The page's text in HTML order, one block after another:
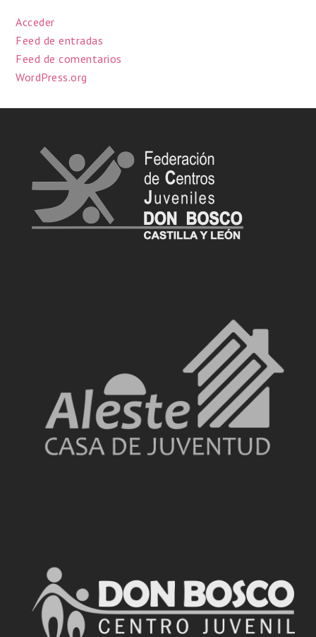
Acceder
Feed de entradas
Feed de comentarios
WordPress.org